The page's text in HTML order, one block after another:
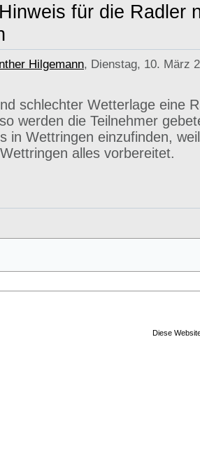
für die Radler
Hilgemann, Dienstag, 10. März
schlechter Wetterlage eine
werden die Teilnehmer
in Wettringen einzufinden,
alles vorbereitet.
Diese